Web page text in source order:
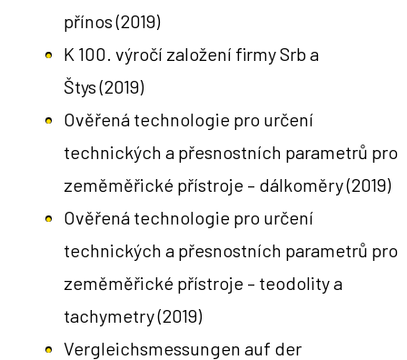
přínos(2019)
K 100. výročí založení firmy Srb a
Štys(2019)
Ověřená technologie pro určení
technických a přesnostních parametrů pro
zeměměřické přístroje – dálkoměry(2019)
Ověřená technologie pro určení
technických a přesnostních parametrů pro
zeměměřické přístroje – teodolity a
tachymetry(2019)
Vergleichsmessungen auf der